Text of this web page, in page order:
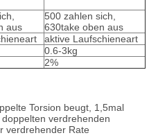
aus
500 zahlen sich,
630take oben aus
aktive Laufschieneart
0.6-3kg
2%
Torsion beugt, 1,5mal
verdrehenden
verdrehender Rate